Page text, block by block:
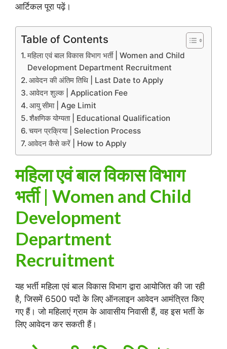
आर्टिकल पूरा पढ़ें।
Table of Contents
महिला एवं बाल विकास विभाग भर्ती | Women and Child
Development Department Recruitment
आवेदन की अंतिम तिथि | Last Date to Apply
आवेदन शुल्क | Application Fee
आयु सीमा | Age Limit
शैक्षणिक योग्यता | Educational Qualification
चयन प्रक्रिया | Selection Process
आवेदन कैसे करें | How to Apply
महिला एवं बाल विकास विभाग
भर्ती | Women and Child
Development
Department
Recruitment
यह भर्ती महिला एवं बाल विकास विभाग द्वारा आयोजित की जा रही
है, जिसमें 6500 पदों के लिए ऑनलाइन आवेदन आमंत्रित किए
गए हैं। जो महिलाएं ग्राम के आवासीय निवासी हैं, वह इस भर्ती के
लिए आवेदन कर सकती हैं।